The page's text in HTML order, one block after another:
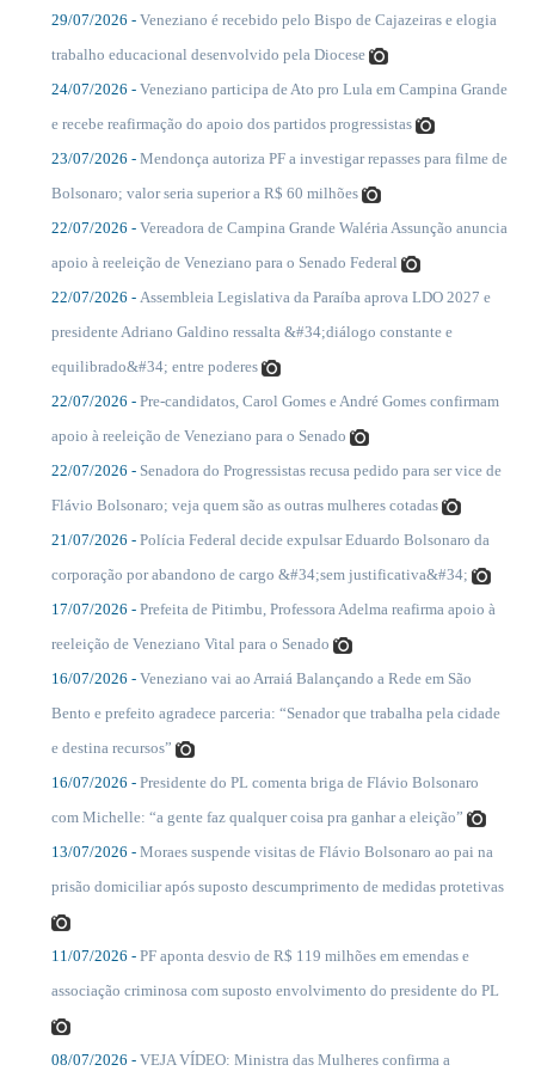
29/07/2026 - Veneziano é recebido pelo Bispo de Cajazeiras e elogia
trabalho educacional desenvolvido pela Diocese
24/07/2026 - Veneziano participa de Ato pro Lula em Campina Grande
e recebe reafirmação do apoio dos partidos progressistas
23/07/2026 - Mendonça autoriza PF a investigar repasses para filme de
Bolsonaro; valor seria superior a R$ 60 milhões
22/07/2026 - Vereadora de Campina Grande Waléria Assunção anuncia
apoio à reeleição de Veneziano para o Senado Federal
22/07/2026 - Assembleia Legislativa da Paraíba aprova LDO 2027 e
presidente Adriano Galdino ressalta &#34;diálogo constante e
equilibrado&#34; entre poderes
22/07/2026 - Pre-candidatos, Carol Gomes e André Gomes confirmam
apoio à reeleição de Veneziano para o Senado
22/07/2026 - Senadora do Progressistas recusa pedido para ser vice de
Flávio Bolsonaro; veja quem são as outras mulheres cotadas
21/07/2026 - Polícia Federal decide expulsar Eduardo Bolsonaro da
corporação por abandono de cargo &#34;sem justificativa&#34;
17/07/2026 - Prefeita de Pitimbu, Professora Adelma reafirma apoio à
reeleição de Veneziano Vital para o Senado
16/07/2026 - Veneziano vai ao Arraiá Balançando a Rede em São
Bento e prefeito agradece parceria: “Senador que trabalha pela cidade
e destina recursos”
16/07/2026 - Presidente do PL comenta briga de Flávio Bolsonaro
com Michelle: “a gente faz qualquer coisa pra ganhar a eleição”
13/07/2026 - Moraes suspende visitas de Flávio Bolsonaro ao pai na
prisão domiciliar após suposto descumprimento de medidas protetivas
11/07/2026 - PF aponta desvio de R$ 119 milhões em emendas e
associação criminosa com suposto envolvimento do presidente do PL
08/07/2026 - VEJA VÍDEO: Ministra das Mulheres confirma a